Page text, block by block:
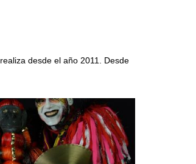
desde el año 2011. Desde